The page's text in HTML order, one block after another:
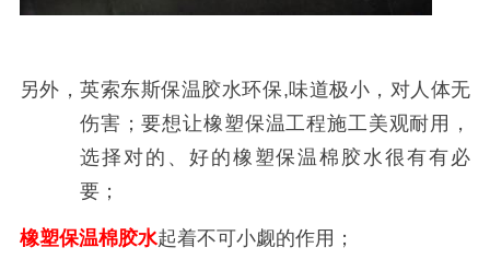
另外，英索东斯保温胶水环保,味道极小，对人体无
伤害；要想让橡塑保温工程施工美观耐用，
选择对的、好的橡塑保温棉胶水很有有必
要；
橡塑保温棉胶水起着不可小觑的作用；